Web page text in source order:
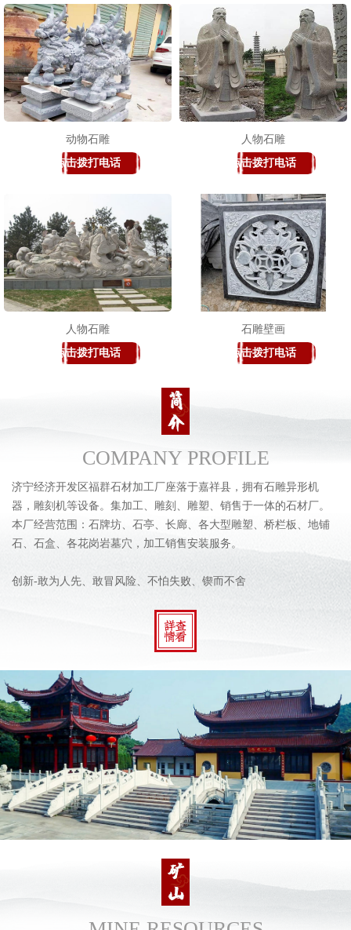
动物石雕
点击拨打电话
人物石雕
点击拨打电话
人物石雕
点击拨打电话
石雕壁画
点击拨打电话
COMPANY PROFILE
济宁经济开发区福群石材加工厂座落于嘉祥县，拥有石雕异形机
器，雕刻机等设备。集加工、雕刻、雕塑、销售于一体的石材厂。
本厂经营范围：石牌坊、石亭、长廊、各大型雕塑、桥栏板、地铺
石、石盒、各花岗岩墓穴，加工销售安装服务。
创新-敢为人先、敢冒风险、不怕失败、锲而不舍